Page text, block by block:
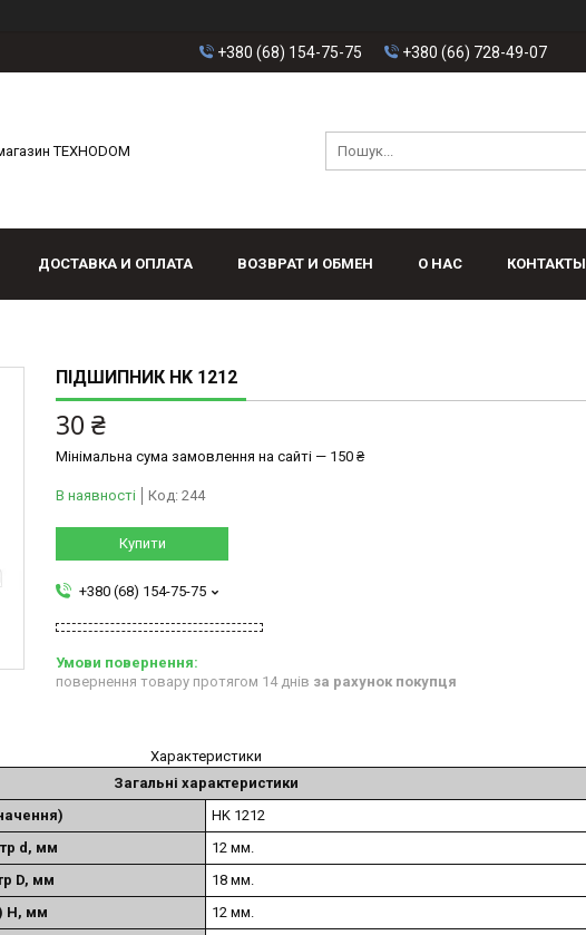
+380 (68) 154-75-75 +380 (66) 728-49-07
ТЕХНОDOM
ДОСТАВКА И ОПЛАТА ВОЗВРАТ И ОБМЕН О НАС КОНТАКТЫ
ПІДШИПНИК HK 1212
30 ₴
Мінімальна сума замовлення на сайті — 150 ₴
В наявності Код: 244
Купити
+380 (68) 154-75-75
повернення товару протягом 14 днів за рахунок покупця
Характеристики
Загальні характеристики
HK 1212
d, мм
12 мм.
D, мм
18 мм.
H, мм
12 мм.